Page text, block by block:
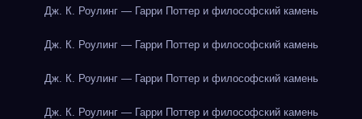
Дж. К. Роулинг — Гарри Поттер и философский камень
Дж. К. Роулинг — Гарри Поттер и философский камень
Дж. К. Роулинг — Гарри Поттер и философский камень
Дж. К. Роулинг — Гарри Поттер и философский камень